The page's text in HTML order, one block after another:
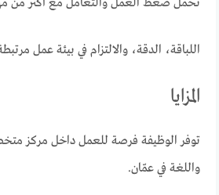
اللباقة، الدقة، والالتزام في بيئة عمل
المزايا
توفر الوظيفة فرصة للعمل داخل مركز
واللغة في عمّان.